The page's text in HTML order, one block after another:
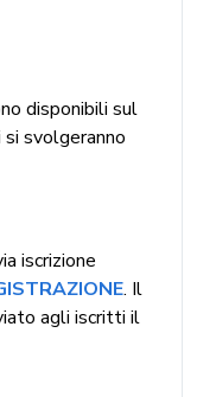
disponibili sul
svolgeranno
iscrizione
. Il
agli iscritti il